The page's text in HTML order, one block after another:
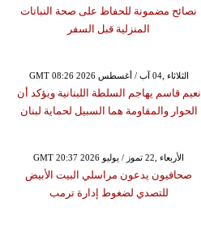
نصائح مضمونة للحفاظ على صحة النباتات
المنزلية قبل السفر
GMT 08:26 2026 الثلاثاء ,04 آب / أغسطس
نعيم قاسم يهاجم السلطة اللبنانية ويؤكد أن
الحوار والمقاومة هما السبيل لحماية لبنان
GMT 20:37 2026 الأربعاء ,22 تموز / يوليو
صحافيون يدعون مراسلي البيت الأبيض
للتصدي لضغوط إدارة ترمب